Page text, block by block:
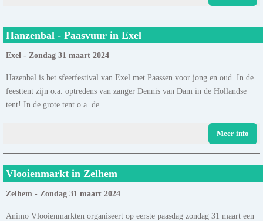
Hanzenbal - Paasvuur in Exel
Exel - Zondag 31 maart 2024
Hazenbal is het sfeerfestival van Exel met Paassen voor jong en oud. In de
feesttent zijn o.a. optredens van zanger Dennis van Dam in de Hollandse
tent! In de grote tent o.a. de......
Meer info
Vlooienmarkt in Zelhem
Zelhem - Zondag 31 maart 2024
Animo Vlooienmarkten organiseert op eerste paasdag zondag 31 maart een